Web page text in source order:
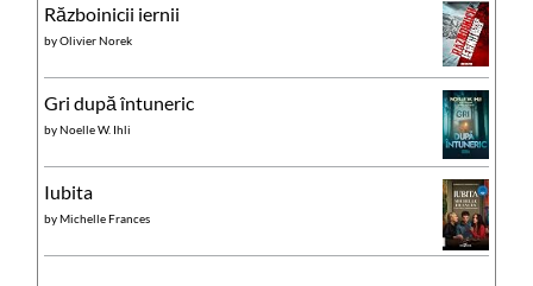
Războinicii iernii
byOlivier Norek
Gri după întuneric
byNoelle W. Ihli
Iubita
byMichelle Frances